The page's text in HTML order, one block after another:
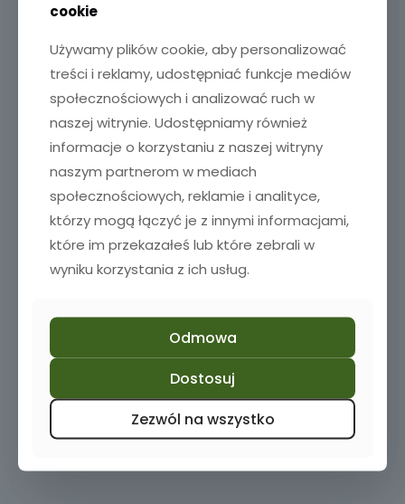
cookie
Używamy plików cookie, aby personalizować
treści i reklamy, udostępniać funkcje mediów
społecznościowych i analizować ruch w
naszej witrynie. Udostępniamy również
informacje o korzystaniu z naszej witryny
naszym partnerom w mediach
społecznościowych, reklamie i analityce,
którzy mogą łączyć je z innymi informacjami,
które im przekazałeś lub które zebrali w
wyniku korzystania z ich usług.
Odmowa
Dostosuj
Zezwól na wszystko